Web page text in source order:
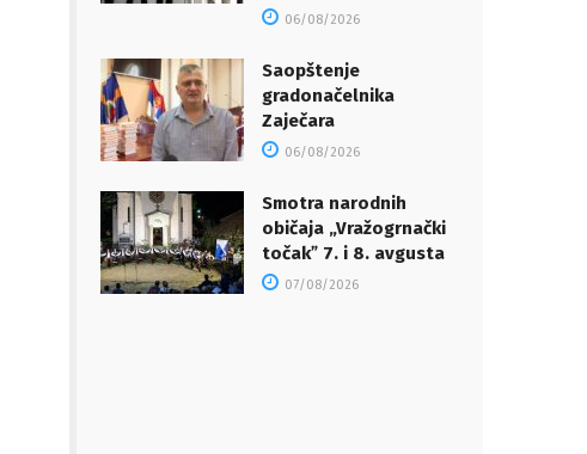
06/08/2026
Saopštenje
gradonačelnika
Zaječara
06/08/2026
Smotra narodnih
običaja „Vražogrnački
točakˮ 7. i 8. avgusta
07/08/2026